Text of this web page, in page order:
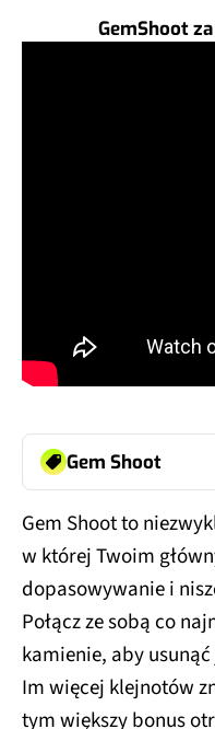
GemShoot
Gem Shoot
Gem Shoot to
w której Twoim
dopasowywanie i
Połącz ze sobą co
kamienie, aby
Im więcej klejnotów
tym większy bonus